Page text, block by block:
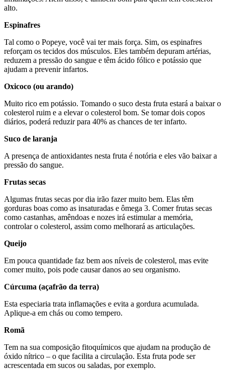
alto.
Espinafres
Tal como o Popeye, você vai ter mais força. Sim, os espinafres
reforçam os tecidos dos músculos. Eles também depuram artérias,
reduzem a pressão do sangue e têm ácido fólico e potássio que
ajudam a prevenir infartos.
Oxicoco (ou arando)
Muito rico em potássio. Tomando o suco desta fruta estará a baixar o
colesterol ruim e a elevar o colesterol bom. Se tomar dois copos
diários, poderá reduzir para 40% as chances de ter infarto.
Suco de laranja
A presença de antioxidantes nesta fruta é notória e eles vão baixar a
pressão do sangue.
Frutas secas
Algumas frutas secas por dia irão fazer muito bem. Elas têm
gorduras boas como as insaturadas e ômega 3. Comer frutas secas
como castanhas, amêndoas e nozes irá estimular a memória,
controlar o colesterol, assim como melhorará as articulações.
Queijo
Em pouca quantidade faz bem aos níveis de colesterol, mas evite
comer muito, pois pode causar danos ao seu organismo.
Cúrcuma (açafrão da terra)
Esta especiaria trata inflamações e evita a gordura acumulada.
Aplique-a em chás ou como tempero.
Romã
Tem na sua composição fitoquímicos que ajudam na produção de
óxido nítrico – o que facilita a circulação. Esta fruta pode ser
acrescentada em sucos ou saladas, por exemplo.